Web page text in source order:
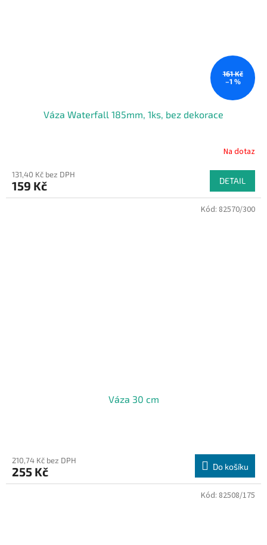
161 Kč
–1 %
Váza Waterfall 185mm, 1ks, bez dekorace
Na dotaz
131,40 Kč bez DPH
159 Kč DETAIL
Váza 30 cm
210,74 Kč bez DPH
255 Kč Do košíku
Kód: 82570/300
Kód: 82508/175